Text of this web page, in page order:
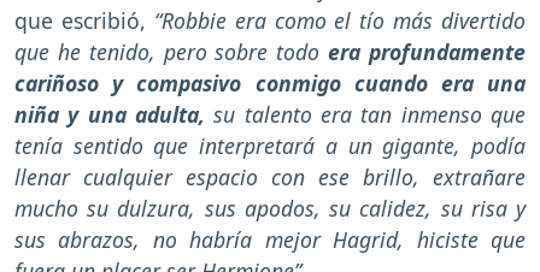
que escribió, “Robbie era como el tío más divertido
que he tenido, pero sobre todo era profundamente
cariñoso y compasivo conmigo cuando era una
niña y una adulta,su talento era tan inmenso que
tenía sentido que interpretará a un gigante, podía
llenar cualquier espacio con ese brillo, extrañare
mucho su dulzura, sus apodos, su calidez, su risa y
sus abrazos, no habría mejor Hagrid, hiciste que